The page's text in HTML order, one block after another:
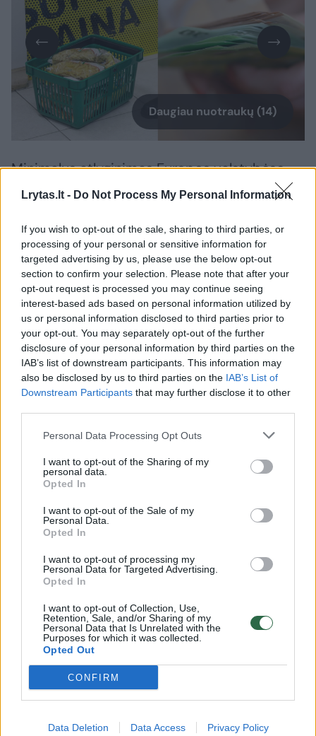
Lrytas.lt - Do Not Process My Personal Information
If you wish to opt-out of the sale, sharing to third parties, or
processing of your personal or sensitive information for
targeted advertising by us, please use the below opt-out
section to confirm your selection. Please note that after your
opt-out request is processed you may continue seeing
interest-based ads based on personal information utilized by
us or personal information disclosed to third parties prior to
your opt-out. You may separately opt-out of the further
disclosure of your personal information by third parties on the
IAB’s list of downstream participants. This information may
also be disclosed by us to third parties on the IAB’s List of
Downstream Participants that may further disclose it to other
Personal Data Processing Opt Outs
I want to opt-out of the Sharing of my
personal data.
Opted In
I want to opt-out of the Sale of my
Personal Data.
Opted In
I want to opt-out of processing my
Personal Data for Targeted Advertising.
Opted In
I want to opt-out of Collection, Use,
Retention, Sale, and/or Sharing of my
Personal Data that Is Unrelated with the
Purposes for which it was collected.
Opted Out
CONFIRM
Data Deletion Data Access Privacy Policy
Daugiau nuotraukų (14)
Minimalus atlyginimas Europos valstybėse
toli gražu nėra vienodas. Antai šių metų liepą,
buvo Liuksemburge – 2771 euras
(neatskaičius mokesčių). Mažiausia iš ES
valstybių – Bulgarijoje (620 eurų).
Apskritai tik penkiose šalyse minimali alga
viršijo 2 tūkst. eurų. Devyniose MMA svyravo
nuo tūkstančio iki 2 tūkst. eurų. Tarp šių šalių
patenka ir Lietuva (1153 eurai, devintoji vieta
tūkstančio eurų, tarp jų – ir Latvijoje bei
Estijoje. Dar penkios šalys iš viso neturi
nustačiusios minimalaus atlygio ribos. Tai –
Italija, Danija, Austrija, Švedija bei Suomija.
Atkirto verslui apie algų kėlimą: jei mažas
uždarbis būtų sėkmės raktas, regionuose
žmonės neskurstų